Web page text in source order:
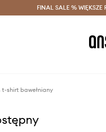
Oszczędzaj z Answear Club >
FINAL SALE % WIĘKSZE
t-shirt bawełniany